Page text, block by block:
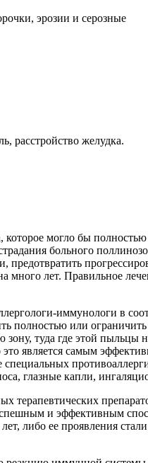
эрозии и серозные
расстройство желудка.
могло бы
больного
много лет. Правильное
иммунологи в
полностью или
туда где этой пыльцы
является самым
глазные капли,
терапевтических
и эффективным
либо ее проявления